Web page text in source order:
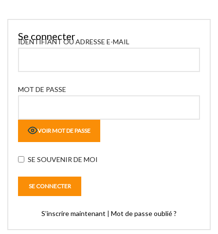
Se connecter
IDENTIFIANT OU ADRESSE E-MAIL
MOT DE PASSE
VOIR MOT DE PASSE
SE SOUVENIR DE MOI
S’inscrire maintenant | Mot de passe oublié ?